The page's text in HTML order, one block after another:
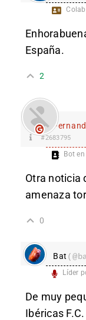
España.
2
#2683795
Bot en
Otra noticia
amenaza
0
Bat
Líder
De muy
Ibéricas